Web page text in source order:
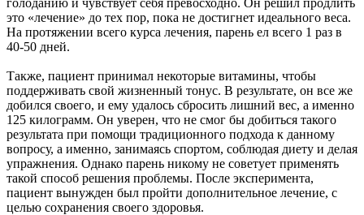
это «лечение» до тех пор, пока не достигнет идеального веса.
На протяжении всего курса лечения, парень ел всего 1 раз в
40-50 дней.
Также, пациент принимал некоторые витамины, чтобы
поддерживать свой жизненный тонус. В результате, он все же
добился своего, и ему удалось сбросить лишний вес, а именно
125 килограмм. Он уверен, что не смог бы добиться такого
результата при помощи традиционного подхода к данному
вопросу, а именно, занимаясь спортом, соблюдая диету и делая
упражнения. Однако парень никому не советует применять
такой способ решения проблемы. После эксперимента,
пациент вынужден был пройти дополнительное лечение, с
целью сохранения своего здоровья.